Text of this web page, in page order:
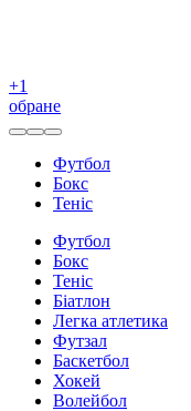
+1
обране
Футбол
Бокс
Теніс
Футбол
Бокс
Теніс
Біатлон
Легка атлетика
Футзал
Баскетбол
Хокей
Волейбол